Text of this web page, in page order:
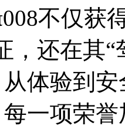
不仅获
，还在其
体验到
一项荣